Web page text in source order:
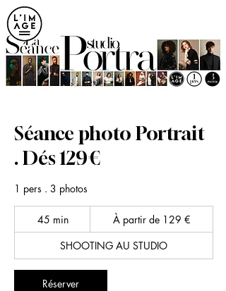
ME
NU
Séance photo Portrait
. Dés 129€
1 pers . 3 photos
45 min4
5
m
i
n
129
euros
À partir de 129 €
SHOOTING AU STUDIO
Réserver